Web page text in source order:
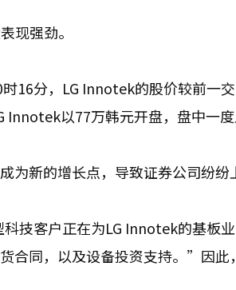
现强劲。
16分，LG Innotek的股价较前一
Innotek以77万韩元开盘，盘中一
为新的增长点，导致证券公司纷纷
技客户正在为LG Innotek的基板
合同，以及设备投资支持。”因